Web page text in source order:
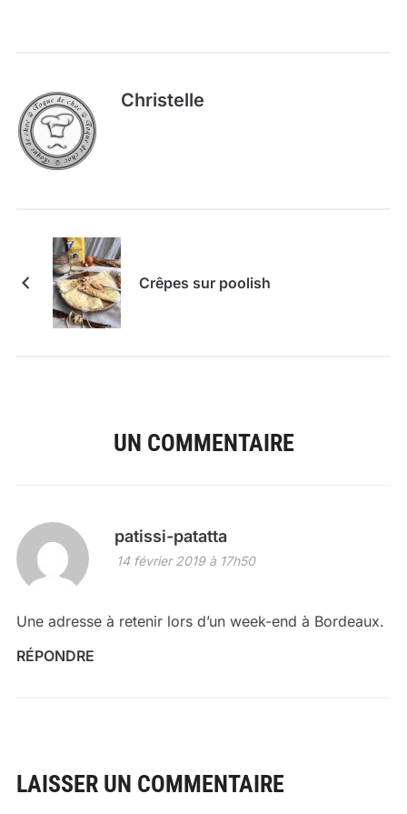
Christelle
Crêpes sur poolish
UN COMMENTAIRE
patissi-patatta
14 février 2019 à 17h50
Une adresse à retenir lors d’un week-end à Bordeaux.
RÉPONDRE
LAISSER UN COMMENTAIRE